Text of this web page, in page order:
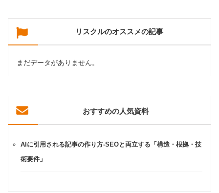
リスクルのオススメの記事
まだデータがありません。
おすすめの人気資料
AIに引用される記事の作り方-SEOと両立する「構造・根拠・技
術要件」